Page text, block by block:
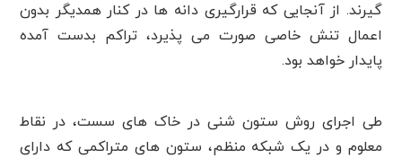
گیرند. از آنجایی که قرارگیری دانه­ ها در کنار همدیگر بدون
اعمال تنش خاصی صورت می ­پذیرد، تراکم بدست آمده
پایدار خواهد بود.
طی اجرای روش ستون شنی در خاک های سست، در نقاط
معلوم و در یک شبکه منظم، ستون های متراکمی که دارای